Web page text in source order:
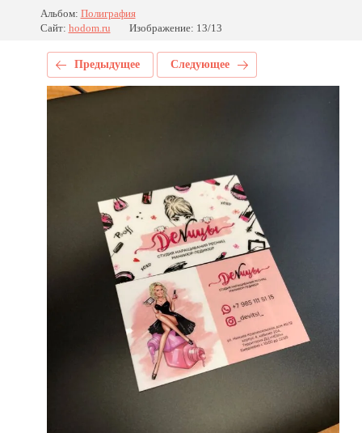
Альбом: Полиграфия
Сайт: hodom.ru Изображение: 13/13
Предыдущее Следующее